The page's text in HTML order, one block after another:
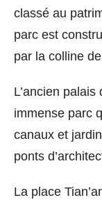
classé au
parc est
par la colline
L’ancien
immense parc
canaux et
ponts
La place